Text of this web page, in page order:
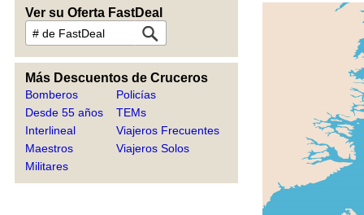
Ver su Oferta FastDeal
Más Descuentos de Cruceros
Bomberos
Desde 55 años
Interlineal
Maestros
Militares
Policías
TEMs
Viajeros Frecuentes
Viajeros Solos